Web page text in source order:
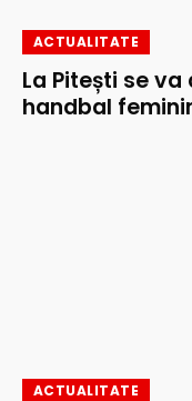
ACTUALITATE
La Pitești se
handbal
ACTUALITATE